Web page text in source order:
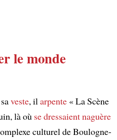
le monde
veste, ilarpente« La Scène
là où se dressaientnaguère
culturel de Boulogne-